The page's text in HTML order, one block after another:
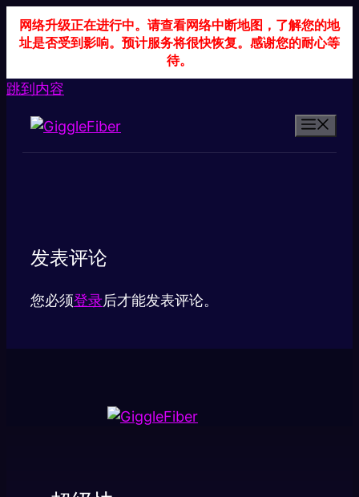
网络升级正在进行中。请查看网络中断地图，了解您的地
址是否受到影响。预计服务将很快恢复。感谢您的耐心等
待。
跳到内容
发表评论
您必须登录后才能发表评论。